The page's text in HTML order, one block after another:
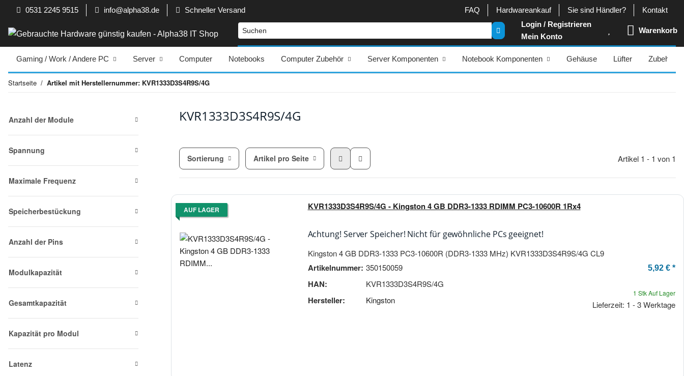
FAQ Hardwareankauf Sie sind Händler? Kontakt
0531 2245 9515 info@alpha38.de
Schneller Versand
Login / Registrieren
Mein Konto
Warenkorb
Gaming / Work / Andere PC Server Computer Notebooks Computer Zubehör Server Komponenten Notebook Komponenten Gehäuse Lüfter Zubehör
Startseite Artikel mit Herstellernummer: KVR1333D3S4R9S/4G
KVR1333D3S4R9S/4G
Sortierung Artikel pro Seite Artikel 1 - 1 von 1
AUF LAGER KVR1333D3S4R9S/4G - Kingston 4 GB DDR3-1333 RDIMM PC3-10600R 1Rx4
Achtung! Server Speicher! Nicht für gewöhnliche PCs geeignet!
Kingston 4 GB DDR3-1333 PC3-10600R (DDR3-1333 MHz) KVR1333D3S4R9S/4G CL9
Artikelnummer: 350150059
HAN: KVR1333D3S4R9S/4G
Hersteller: Kingston
5,92 € *
1 Stk Auf Lager
Lieferzeit: 1 - 3 Werktage
Anzahl der Module
Spannung
Maximale Frequenz
Speicherbestückung
Anzahl der Pins
Modulkapazität
Gesamtkapazität
Kapazität pro Modul
Latenz